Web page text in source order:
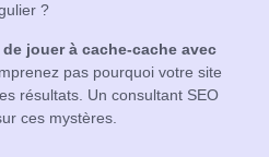
?
jouer à cache-cache avec
pas pourquoi votre site
résultats. Un consultant SEO
ces mystères.